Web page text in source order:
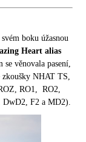
boku úžasnou
Heart alias
věnovala pasení,
zkoušky NHAT TS,
RO1, RO2,
F2 a MD2).